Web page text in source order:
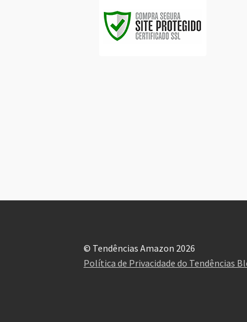
© Tendências Amazon 2026
Política de Privacidade do Tendências